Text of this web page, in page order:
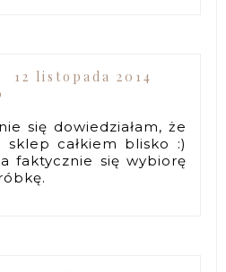
12 listopada 2014
się dowiedziałam, że
sklep całkiem blisko :)
faktycznie się wybiorę